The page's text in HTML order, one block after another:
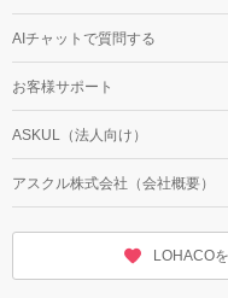
AIチャットで質問する
お客様サポート
ASKUL（法人向け）
アスクル株式会社（会社概要）
LOHACO